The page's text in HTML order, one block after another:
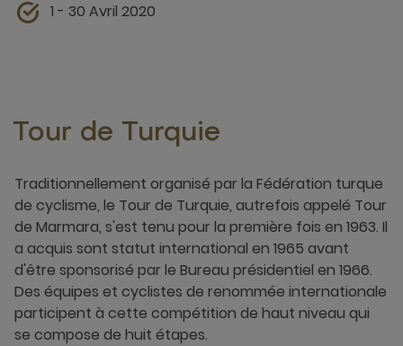
1 - 30 Avril 2020
Tour de Turquie
Traditionnellement organisé par la Fédération turque
de cyclisme, le Tour de Turquie, autrefois appelé Tour
de Marmara, s'est tenu pour la première fois en 1963. Il
a acquis sont statut international en 1965 avant
d'être sponsorisé par le Bureau présidentiel en 1966.
Des équipes et cyclistes de renommée internationale
participent à cette compétition de haut niveau qui
se compose de huit étapes.